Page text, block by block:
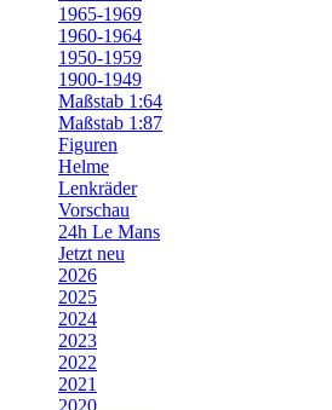
1965-1969
1960-1964
1950-1959
1900-1949
Maßstab 1:64
Maßstab 1:87
Figuren
Helme
Lenkräder
Vorschau
24h Le Mans
Jetzt neu
2026
2025
2024
2023
2022
2021
2020